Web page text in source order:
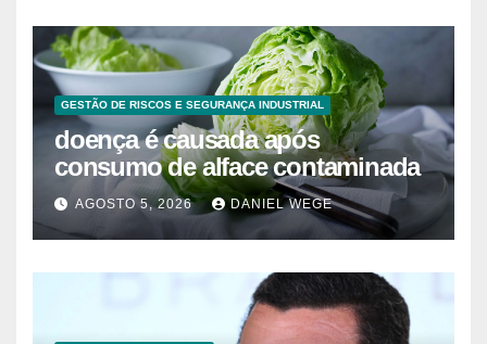
GESTÃO DE RISCOS E SEGURANÇA INDUSTRIAL
doença é causada após
consumo de alface contaminada
AGOSTO 5, 2026 DANIEL WEGE